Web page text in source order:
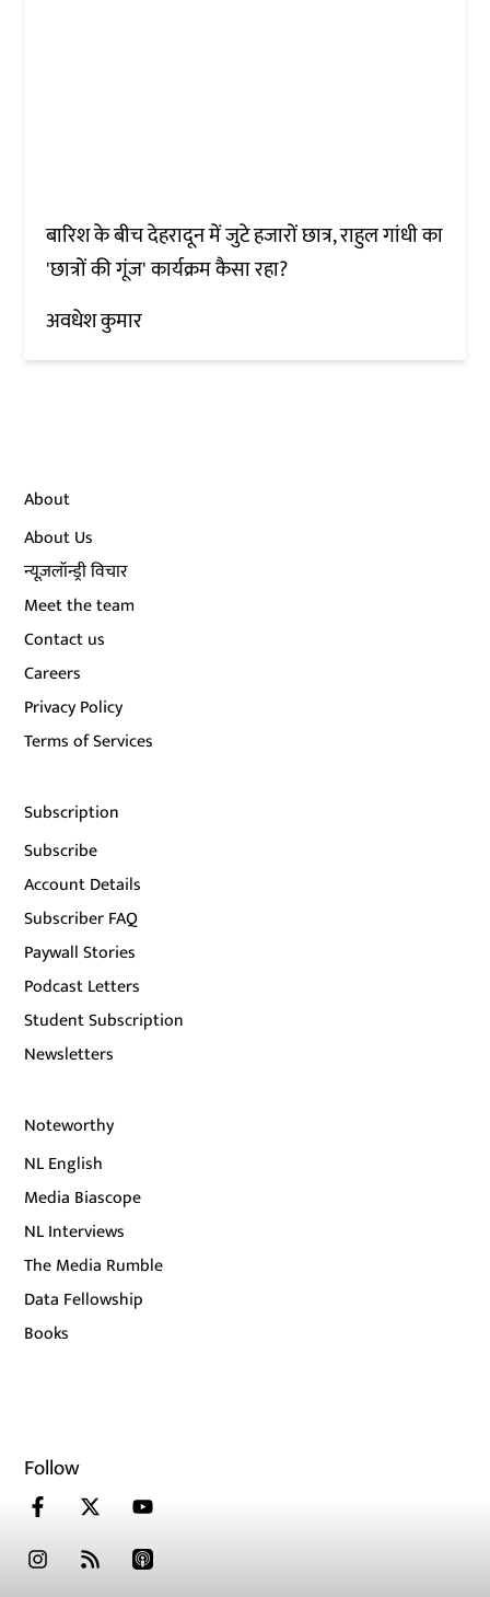
बारिश के बीच देहरादून में जुटे हजारों छात्र, राहुल गांधी का
'छात्रों की गूंज' कार्यक्रम कैसा रहा?
अवधेश कुमार
About
About Us
न्यूज़लॉन्ड्री विचार
Meet the team
Contact us
Careers
Privacy Policy
Terms of Services
Subscription
Subscribe
Account Details
Subscriber FAQ
Paywall Stories
Podcast Letters
Student Subscription
Newsletters
Noteworthy
NL English
Media Biascope
NL Interviews
The Media Rumble
Data Fellowship
Books
Follow